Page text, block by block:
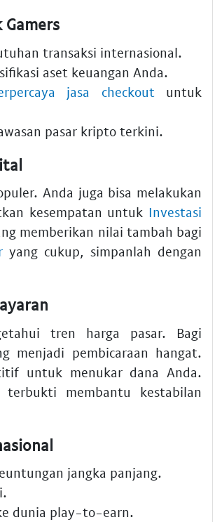
transaksi internasional.
aset keuangan Anda.
jasa checkout untuk
pasar kripto terkini.
Anda juga bisa melakukan
kesempatan untuk Investasi
memberikan nilai tambah bagi
yang cukup, simpanlah dengan
tren harga pasar. Bagi
menjadi pembicaraan hangat.
untuk menukar dana Anda.
membantu kestabilan
jangka panjang.
dunia play-to-earn.